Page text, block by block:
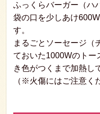
ふっくらバーガー（ハ
袋の口を少しあけ
す。
まるごとソーセージ（
ておいた1000Wのトー
き色がつくまで加熱し
（※火傷にはご注意く